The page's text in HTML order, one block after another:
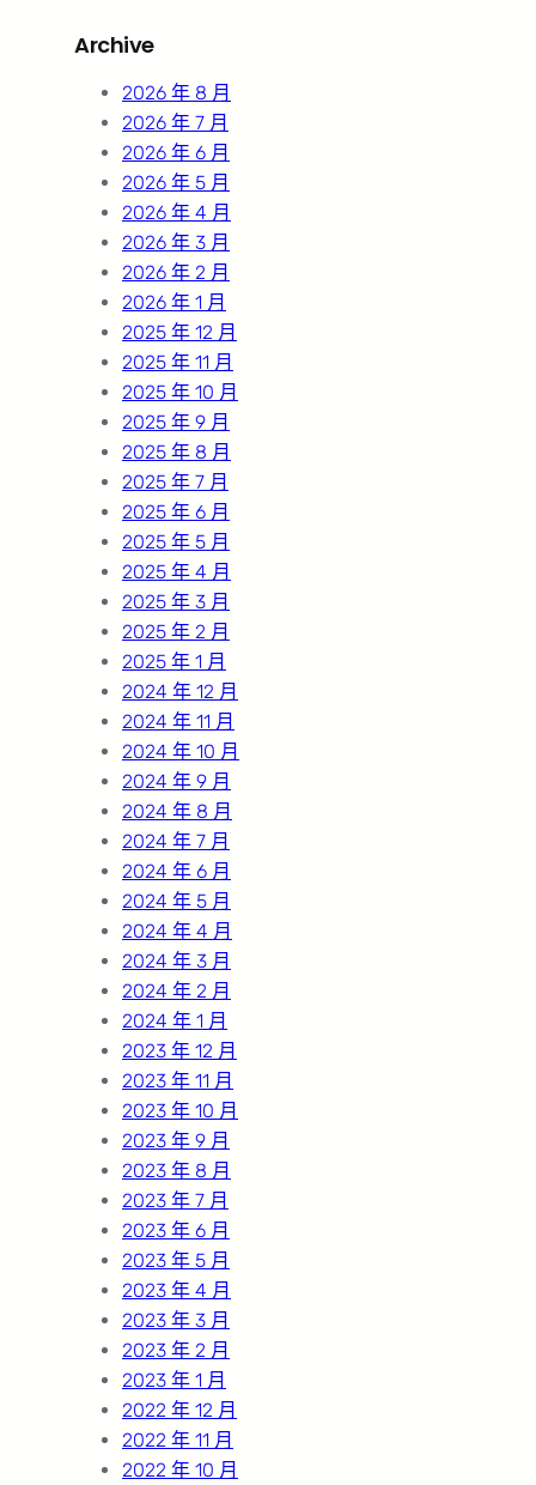
c
Archive
2026 年 8 月
2026 年 7 月
2026 年 6 月
2026 年 5 月
2026 年 4 月
2026 年 3 月
2026 年 2 月
2026 年 1 月
2025 年 12 月
2025 年 11 月
2025 年 10 月
2025 年 9 月
2025 年 8 月
2025 年 7 月
2025 年 6 月
2025 年 5 月
2025 年 4 月
2025 年 3 月
2025 年 2 月
2025 年 1 月
2024 年 12 月
2024 年 11 月
2024 年 10 月
2024 年 9 月
2024 年 8 月
2024 年 7 月
2024 年 6 月
2024 年 5 月
2024 年 4 月
2024 年 3 月
2024 年 2 月
2024 年 1 月
2023 年 12 月
2023 年 11 月
2023 年 10 月
2023 年 9 月
2023 年 8 月
2023 年 7 月
2023 年 6 月
2023 年 5 月
2023 年 4 月
2023 年 3 月
2023 年 2 月
2023 年 1 月
2022 年 12 月
2022 年 11 月
2022 年 10 月